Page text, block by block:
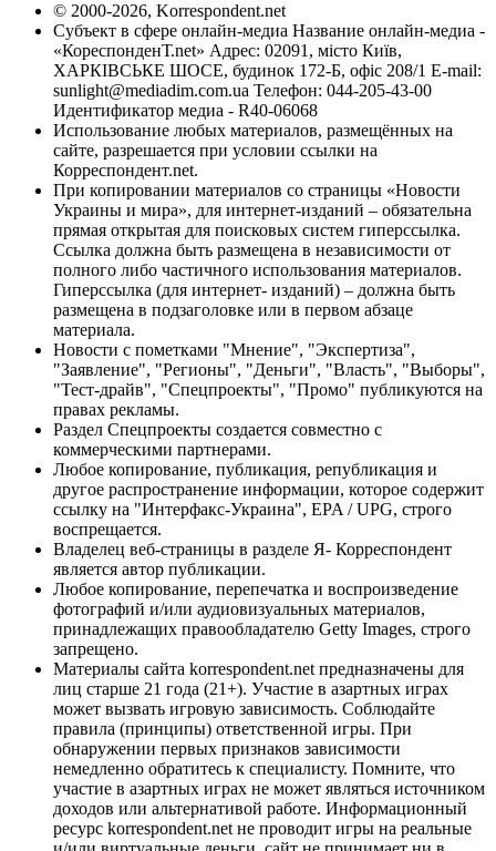
© 2000-2026, Korrespondent.net
Субъект в сфере онлайн-медиа Название онлайн-медиа -
«КореспонденТ.net» Адрес: 02091, місто Київ,
ХАРКІВСЬКЕ ШОСЕ, будинок 172-Б, офіс 208/1 E-mail:
sunlight@mediadim.com.ua Телефон: 044-205-43-00
Идентификатор медиа - R40-06068
Использование любых материалов, размещённых на
сайте, разрешается при условии ссылки на
Корреспондент.net.
При копировании материалов со страницы «Новости
Украины и мира», для интернет-изданий – обязательна
прямая открытая для поисковых систем гиперссылка.
Ссылка должна быть размещена в независимости от
полного либо частичного использования материалов.
Гиперссылка (для интернет- изданий) – должна быть
размещена в подзаголовке или в первом абзаце
материала.
Новости с пометками "Мнение", "Экспертиза",
"Заявление", "Регионы", "Деньги", "Власть", "Выборы",
"Тест-драйв", "Спецпроекты", "Промо" публикуются на
правах рекламы.
Раздел Спецпроекты создается совместно с
коммерческими партнерами.
Любое копирование, публикация, републикация и
другое распространение информации, которое содержит
ссылку на "Интерфакс-Украина", EPA / UPG, строго
воспрещается.
Владелец веб-страницы в разделе Я- Корреспондент
является автор публикации.
Любое копирование, перепечатка и воспроизведение
фотографий и/или аудиовизуальных материалов,
принадлежащих правообладателю Getty Images, строго
запрещено.
Материалы сайта korrespondent.net предназначены для
лиц старше 21 года (21+). Участие в азартных играх
может вызвать игровую зависимость. Соблюдайте
правила (принципы) ответственной игры. При
обнаружении первых признаков зависимости
немедленно обратитесь к специалисту. Помните, что
участие в азартных играх не может являться источником
доходов или альтернативой работе. Информационный
ресурс korrespondent.net не проводит игры на реальные